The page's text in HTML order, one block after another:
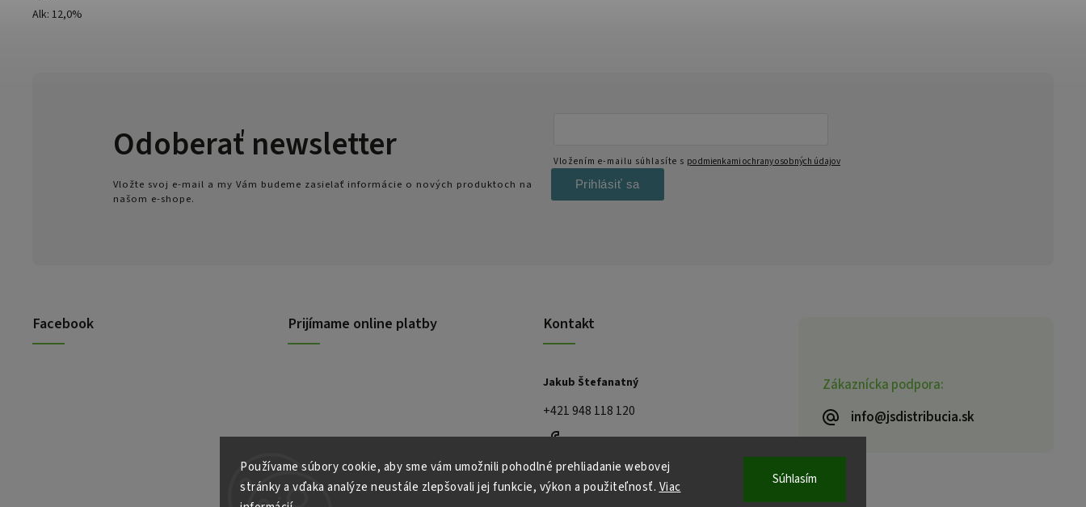
Používame súbory cookie, aby sme vám umožnili pohodlné prehliadanie webovej
stránky a vďaka analýze neustále zlepšovali jej funkcie, výkon a použiteľnosť. Viac
Súhlasím
Alk: 12,0%
Zákaznícka podpora:
info@jsdistribucia.sk
Facebook Prijímame online platby Kontakt
Jakub Štefanatný
+421 948 118 120
Odoberať newsletter
Vložte svoj e-mail a my Vám budeme zasielať informácie o nových produktoch na
našom e-shope.
Vložením e-mailu súhlasíte s podmienkami ochrany osobných údajov
Prihlásiť sa